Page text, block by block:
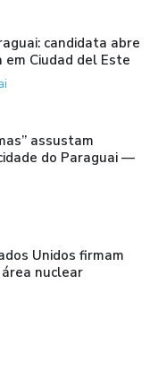
candidata abre
em Ciudad del Este
assustam
do Paraguai —
Unidos firmam
nuclear